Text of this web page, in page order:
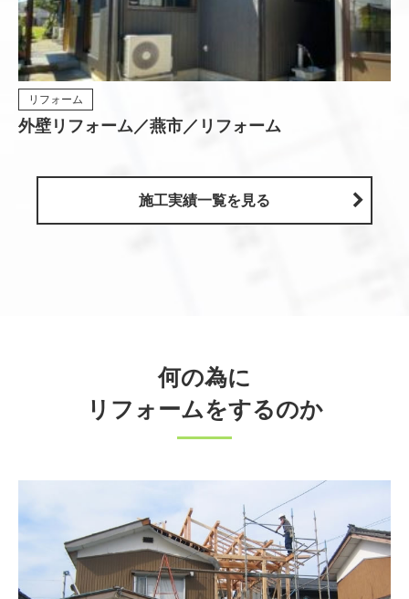
リフォーム
外壁リフォーム／燕市／リフォーム
施工実績一覧を見る
何の為に
リフォームをするのか